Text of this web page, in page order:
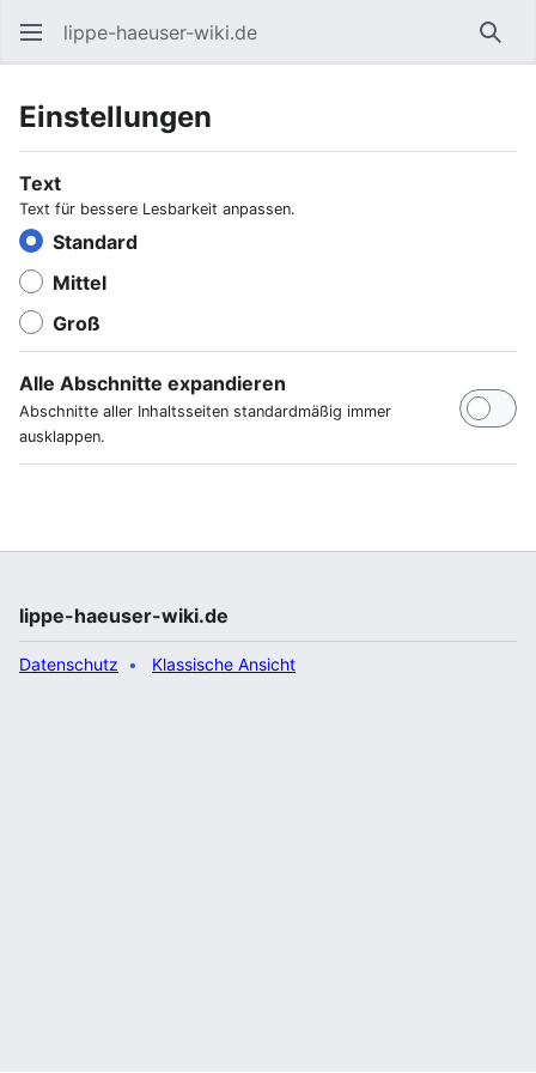
lippe-haeuser-wiki.de
Einstellungen
Text
Text für bessere Lesbarkeit anpassen.
Standard
Mittel
Groß
Alle Abschnitte expandieren
Abschnitte aller Inhaltsseiten standardmäßig immer
ausklappen.
lippe-haeuser-wiki.de
Datenschutz Klassische Ansicht